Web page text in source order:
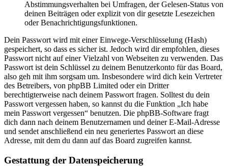
Abstimmungsverhalten bei Umfragen, der Gelesen-Status von
deinen Beiträgen oder explizit von dir gesetzte Lesezeichen
oder Benachrichtigungsfunktionen.
Dein Passwort wird mit einer Einwege-Verschlüsselung (Hash)
gespeichert, so dass es sicher ist. Jedoch wird dir empfohlen, dieses
Passwort nicht auf einer Vielzahl von Webseiten zu verwenden. Das
Passwort ist dein Schlüssel zu deinem Benutzerkonto für das Board,
also geh mit ihm sorgsam um. Insbesondere wird dich kein Vertreter
des Betreibers, von phpBB Limited oder ein Dritter
berechtigterweise nach deinem Passwort fragen. Solltest du dein
Passwort vergessen haben, so kannst du die Funktion „Ich habe
mein Passwort vergessen“ benutzen. Die phpBB-Software fragt
dich dann nach deinem Benutzernamen und deiner E-Mail-Adresse
und sendet anschließend ein neu generiertes Passwort an diese
Adresse, mit dem du dann auf das Board zugreifen kannst.
Gestattung der Datenspeicherung